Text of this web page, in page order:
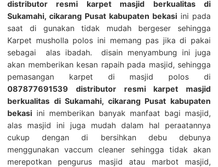
distributor resmi karpet masjid berkualitas di
Sukamahi, cikarang Pusat kabupaten bekasi ini pada
saat di gunakan tidak mudah bergeser sehingga
Karpet musholla polos ini memang pas jika di pakai
sebagai alas ibadah. disain menyambung ini juga
akan memberikan kesan rapaih pada masjid, sehingga
pemasangan karpet di masjid polos di
087877691539 distributor resmi karpet masjid
berkualitas di Sukamahi, cikarang Pusat kabupaten
bekasi ini memberikan banyak manfaat bagi masjid,
alas masjid ini juga mudah dalam hal peraatannya
cukup dengan di bersihkan debu debunya
menggunakan vaccum cleaner sehingga tidak akan
merepotkan pengurus masjid atau marbot masjid,